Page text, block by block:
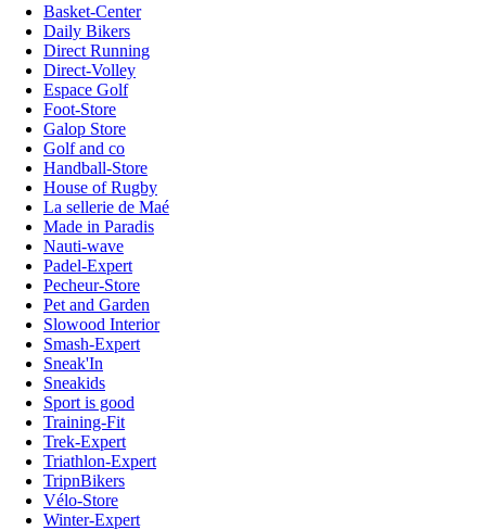
Basket-Center
Daily Bikers
Direct Running
Direct-Volley
Espace Golf
Foot-Store
Galop Store
Golf and co
Handball-Store
House of Rugby
La sellerie de Maé
Made in Paradis
Nauti-wave
Padel-Expert
Pecheur-Store
Pet and Garden
Slowood Interior
Smash-Expert
Sneak'In
Sneakids
Sport is good
Training-Fit
Trek-Expert
Triathlon-Expert
TripnBikers
Vélo-Store
Winter-Expert